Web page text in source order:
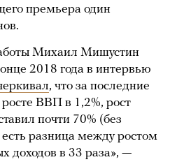
премьера один
Михаил Мишустин
2018 года в интервью
, что за последние
ВВП в 1,2%, рост
почти 70% (без
разница между ростом
доходов в 33 раза», —